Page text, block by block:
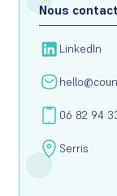
Nous
LinkedIn
06 82 94
Serris